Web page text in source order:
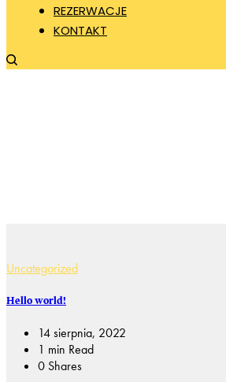
REZERWACJE
KONTAKT
Uncategorized
Hello world!
14 sierpnia, 2022
1 min Read
0 Shares